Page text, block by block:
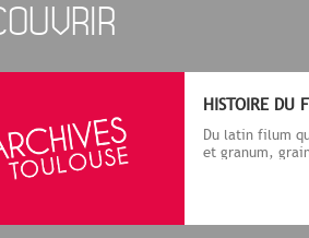
HISTOIRE DU
Du latin filum
et granum,